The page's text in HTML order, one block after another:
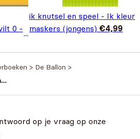
0 -
ik knutsel en speel - Ik kleur
maskers (jongens) €4,99
> De Ballon >
op je vraag op onze